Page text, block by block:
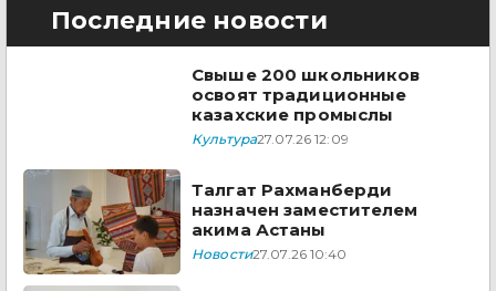
Последние новости
Свыше 200 школьников
освоят традиционные
казахские промыслы
Культура27.07.26 12:09
Талгат Рахманберди
назначен заместителем
акима Астаны
Новости27.07.26 10:40